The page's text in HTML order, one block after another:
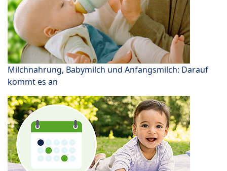
Milchnahrung, Babymilch und Anfangsmilch: Darauf
kommt es an